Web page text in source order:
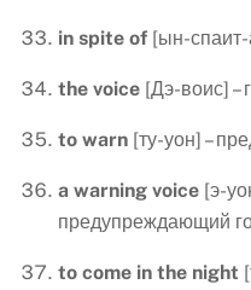
in spite of [ын-
the voice [Дэ-воис] –
to warn [ту-уон] –
a warning voice [э-
предупреждающий
to come in the night